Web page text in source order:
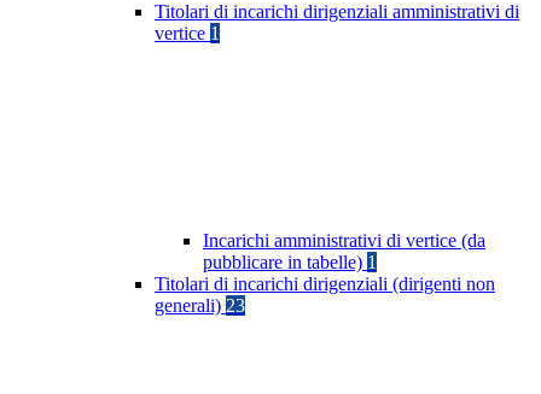
Titolari di incarichi dirigenziali amministrativi di
vertice 1
Incarichi amministrativi di vertice (da
pubblicare in tabelle) 1
Titolari di incarichi dirigenziali (dirigenti non
generali) 23